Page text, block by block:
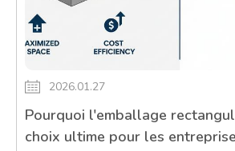
2026.01.27
Pourquoi l'emballage
choix ultime pour les